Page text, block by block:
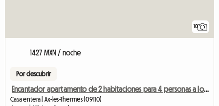
10
1427 MXN / noche
Por descubrir
Encantador apartamento de 2 habitaciones para 4 personas a los pies del teleférico y de los baños termales.
Casa entera | Ax-les-Thermes (09110)